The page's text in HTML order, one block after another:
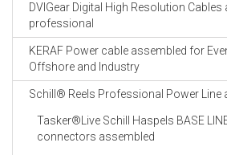
DVIGear Digital High Resolution
professional
KERAF Power cable assembled for
Offshore and Industry
Schill® Reels Professional Power Line
Tasker®Live Schill Haspels BASE
connectors assembled